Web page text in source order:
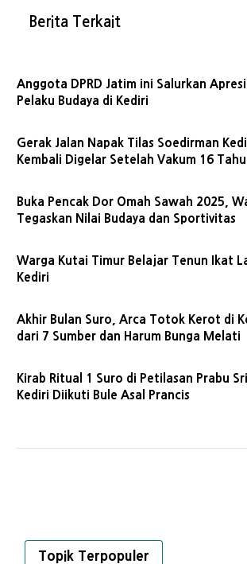
Berita Terkait
Anggota DPRD Jatim ini Salurkan
Pelaku Budaya di Kediri
Gerak Jalan Napak Tilas Soedirman
Kembali Digelar Setelah Vakum 16
Buka Pencak Dor Omah Sawah 2025,
Tegaskan Nilai Budaya dan Sportivitas
Warga Kutai Timur Belajar Tenun Ikat
Kediri
Akhir Bulan Suro, Arca Totok Kerot di
dari 7 Sumber dan Harum Bunga Melati
Kirab Ritual 1 Suro di Petilasan Prabu
Kediri Diikuti Bule Asal Prancis
Topik Terpopuler